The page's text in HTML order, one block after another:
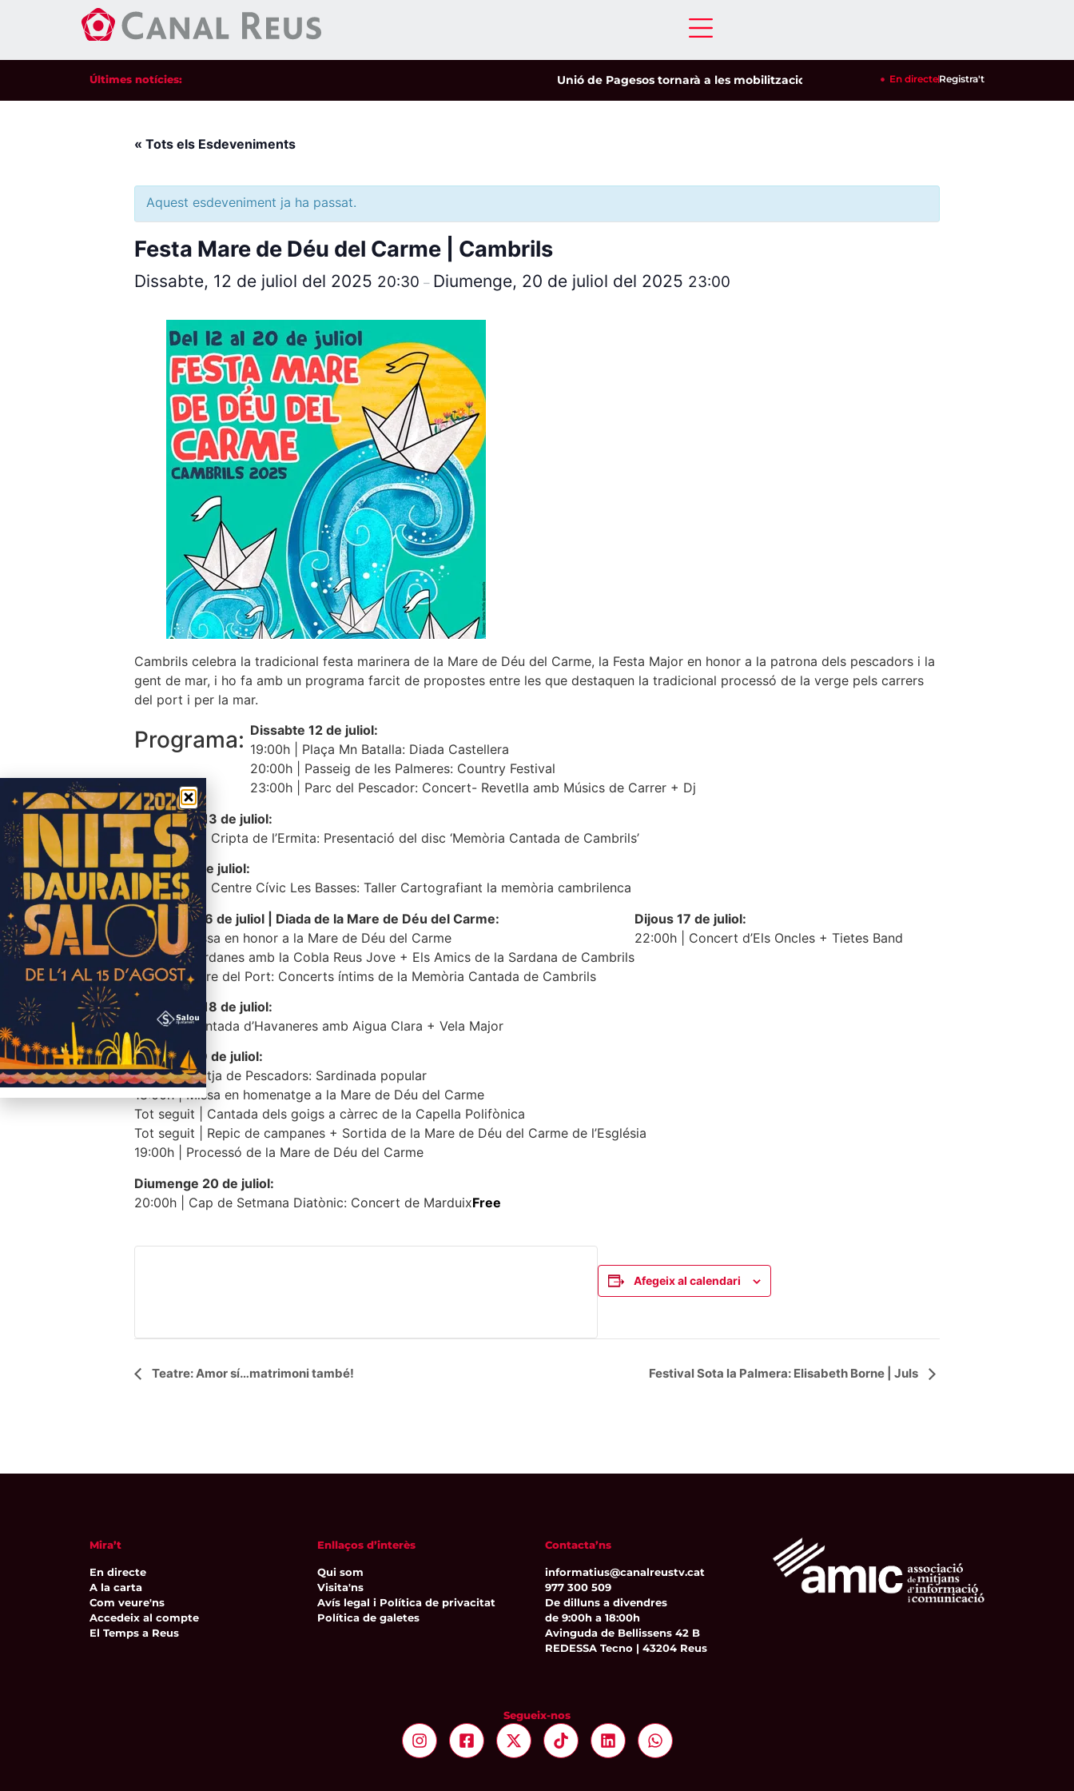
Últimes notícies: Unió de Pagesos tornarà a les mobilitzacions per defensar els cultius de la garrofa i
En directeRegistra't
« Tots els Esdeveniments
Aquest esdeveniment ja ha passat.
Festa Mare de Déu del Carme | Cambrils
Dissabte, 12 de juliol del 2025 20:30 – Diumenge, 20 de juliol del 2025 23:00
Cambrils celebra la tradicional festa marinera de la Mare de Déu del Carme, la Festa Major en honor a la patrona dels pescadors i la
gent de mar, i ho fa amb un programa farcit de propostes entre les que destaquen la tradicional processó de la verge pels carrers
del port i per la mar.
Programa: Dissabte 12 de juliol:
19:00h | Plaça Mn Batalla: Diada Castellera
20:00h | Passeig de les Palmeres: Country Festival
23:00h | Parc del Pescador: Concert- Revetlla amb Músics de Carrer + Dj
Diumenge 13 de juliol:
19 i 21:30h | Cripta de l’Ermita: Presentació del disc ‘Memòria Cantada de Cambrils’
Dilluns 14 de juliol:
De 9 a 14h | Centre Cívic Les Basses: Taller Cartografiant la memòria cambrilenca
Dimecres 16 de juliol | Diada de la Mare de Déu del Carme:
19:00h | Missa en honor a la Mare de Déu del Carme
20:00h | Sardanes amb la Cobla Reus Jove + Els Amics de la Sardana de Cambrils
21:00h | Torre del Port: Concerts íntims de la Memòria Cantada de Cambrils
Dijous 17 de juliol:
22:00h | Concert d’Els Oncles + Tietes Band
Divendres 18 de juliol:
22:00h | Cantada d’Havaneres amb Aigua Clara + Vela Major
Dissabte 19 de juliol:
09:00h | Llotja de Pescadors: Sardinada popular
18:00h | Missa en homenatge a la Mare de Déu del Carme
Tot seguit | Cantada dels goigs a càrrec de la Capella Polifònica
Tot seguit | Repic de campanes + Sortida de la Mare de Déu del Carme de l’Església
19:00h | Processó de la Mare de Déu del Carme
Diumenge 20 de juliol:
20:00h | Cap de Setmana Diatònic: Concert de MarduixFree
Afegeix al calendari
Navegació
Teatre: Amor sí…matrimoni també! Festival Sota la Palmera: Elisabeth Borne | Juls
Mira’t
En directe
A la carta
Com veure'ns
Accedeix al compte
El Temps a Reus
Enllaços d’interès
Qui som
Visita'ns
Avís legal i Política de privacitat
Política de galetes
Contacta’ns
informatius@canalreustv.cat
977 300 509
De dilluns a divendres
de 9:00h a 18:00h
Avinguda de Bellissens 42 B
REDESSA Tecno | 43204 Reus
Segueix-nos